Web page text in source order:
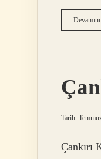
Tarih:
Çankırı